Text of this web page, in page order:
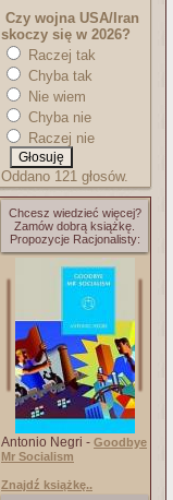
Czy wojna USA/Iran
skoczy się w 2026?
Raczej tak
Chyba tak
Nie wiem
Chyba nie
Raczej nie
Oddano 121 głosów.
Chcesz wiedzieć więcej?
Zamów dobrą książkę.
Propozycje Racjonalisty:
Antonio Negri - Goodbye
Mr Socialism
Znajdź książkę..